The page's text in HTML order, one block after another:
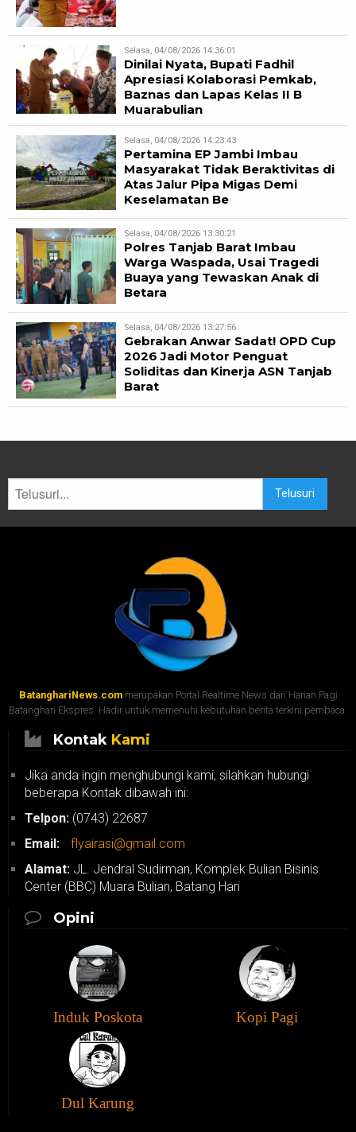
Selasa, 04/08/2026 14:36:01
Dinilai Nyata, Bupati Fadhil
Apresiasi Kolaborasi Pemkab,
Baznas dan Lapas Kelas II B
Muarabulian
Selasa, 04/08/2026 14:23:43
Pertamina EP Jambi Imbau
Masyarakat Tidak Beraktivitas di
Atas Jalur Pipa Migas Demi
Keselamatan Be
Selasa, 04/08/2026 13:30:21
Polres Tanjab Barat Imbau
Warga Waspada, Usai Tragedi
Buaya yang Tewaskan Anak di
Betara
Selasa, 04/08/2026 13:27:56
Gebrakan Anwar Sadat! OPD Cup
2026 Jadi Motor Penguat
Soliditas dan Kinerja ASN Tanjab
Barat
Telusuri
BatanghariNews.commerupakan Portal Realtime News dari Harian Pagi
Batanghari Ekspres. Hadir untuk memenuhi kebutuhan berita terkini pembaca.
Kontak Kami
Jika anda ingin menghubungi kami, silahkan hubungi
beberapa Kontak dibawah ini:
Telpon: (0743) 22687
Email:
flyairasi@gmail.com
Alamat: JL. Jendral Sudirman, Komplek Bulian Bisinis
Center (BBC) Muara Bulian, Batang Hari
Opini
Induk Poskota Kopi Pagi
Dul Karung